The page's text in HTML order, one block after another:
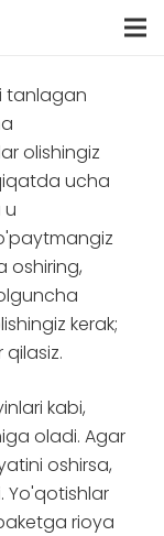
tanlagan
olishingiz
ucha
oshiring,
kerak;
kabi,
oladi. Agar
oshirsa,
Yo'qotishlar
rioya